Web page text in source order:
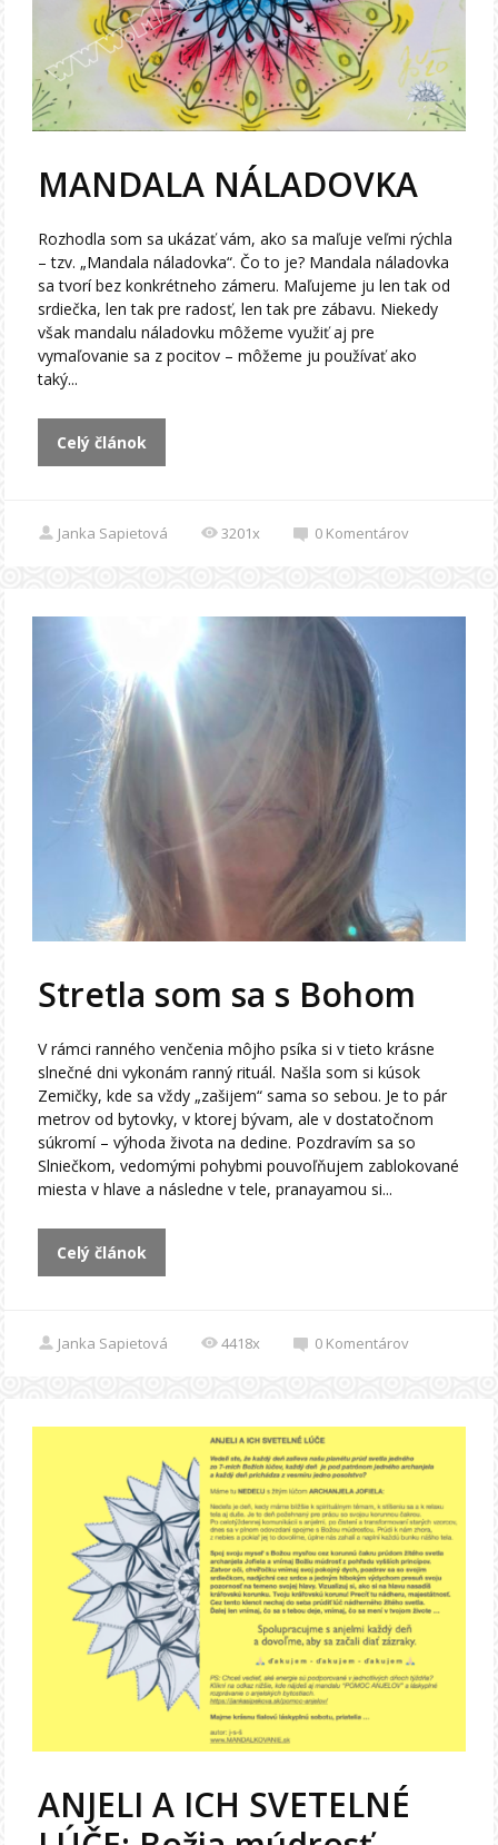
MANDALA NÁLADOVKA
Rozhodla som sa ukázať vám, ako sa maľuje veľmi rýchla
– tzv. „Mandala náladovka“. Čo to je? Mandala náladovka
sa tvorí bez konkrétneho zámeru. Maľujeme ju len tak od
srdiečka, len tak pre radosť, len tak pre zábavu. Niekedy
však mandalu náladovku môžeme využiť aj pre
vymaľovanie sa z pocitov – môžeme ju používať ako
taký...
Celý článok
Janka Sapietová 3201x 0 Komentárov
Stretla som sa s Bohom
V rámci ranného venčenia môjho psíka si v tieto krásne
slnečné dni vykonám ranný rituál. Našla som si kúsok
Zemičky, kde sa vždy „zašijem“ sama so sebou. Je to pár
metrov od bytovky, v ktorej bývam, ale v dostatočnom
súkromí – výhoda života na dedine. Pozdravím sa so
Slniečkom, vedomými pohybmi pouvoľňujem zablokované
miesta v hlave a následne v tele, pranayamou si...
Celý článok
Janka Sapietová 4418x 0 Komentárov
ANJELI A ICH SVETELNÉ